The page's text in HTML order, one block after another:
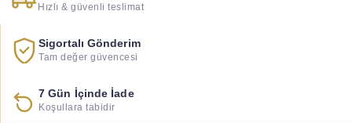
Hızlı & güvenli teslimat
Sigortalı Gönderim
Tam değer güvencesi
7 Gün İçinde İade
Koşullara tabidir